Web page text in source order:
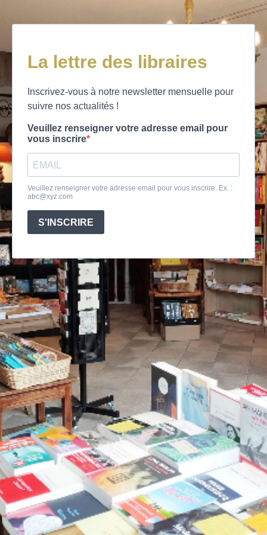
La lettre des libraires
Inscrivez-vous à notre newsletter mensuelle pour
suivre nos actualités !
Veuillez renseigner votre adresse email pour
vous inscrire
Veuillez renseigner votre adresse email pour vous inscrire. Ex. :
abc@xyz.com
S'INSCRIRE